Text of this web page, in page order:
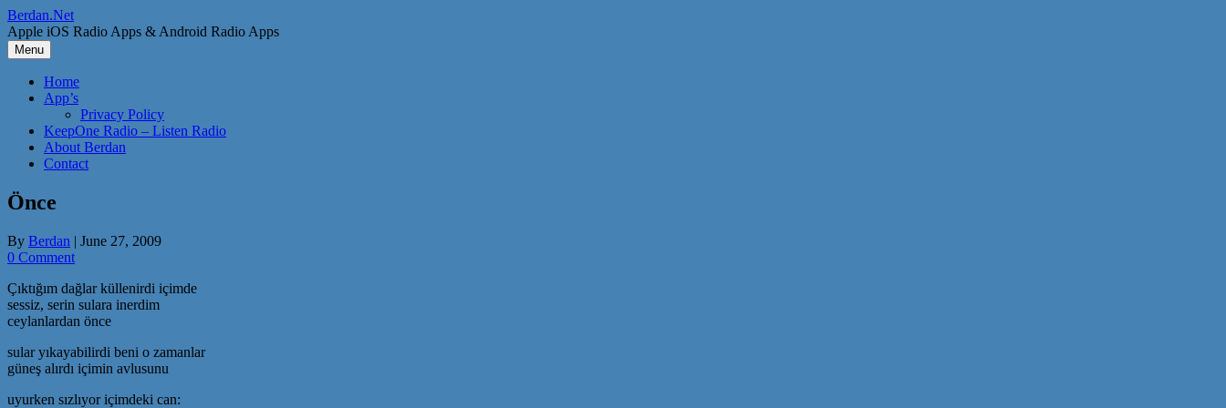
Skip
to
content
Berdan.Net
Apple iOS Radio Apps & Android Radio Apps
Menu
Home
App’s
Privacy Policy
KeepOne Radio – Listen Radio
About Berdan
Contact
Önce
By Berdan | June 27, 2009
0 Comment
Çıktığım dağlar küllenirdi içimde
sessiz, serin sulara inerdim
ceylanlardan önce
sular yıkayabilirdi beni o zamanlar
güneş alırdı içimin avlusunu
uyurken sızlıyor içimdeki can: